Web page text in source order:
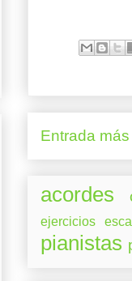
Entrada
acordes
ejercicios
pianistas